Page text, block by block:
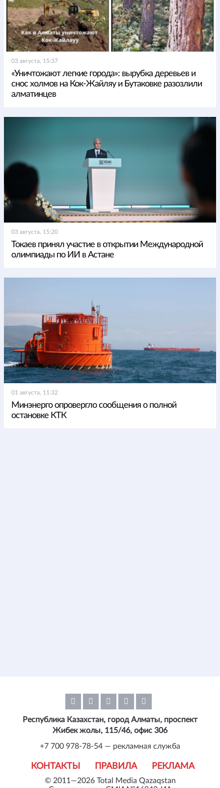
03 августа, 15:37
«Уничтожают легкие города»: вырубка деревьев и
снос холмов на Кок-Жайляу и Бутаковке разозлили
алматинцев
03 августа, 15:20
Токаев принял участие в открытии Международной
олимпиады по ИИ в Астане
01 августа, 11:32
Минэнерго опровергло сообщения о полной
остановке КТК
© 2011—2026 Total Media Qazaqstan
КОНТАКТЫ ПРАВИЛА РЕКЛАМА
Республика Казахстан, город Алматы, проспект
Жибек жолы, 115/46, офис 306
+7 700 978-78-54 — рекламная служба